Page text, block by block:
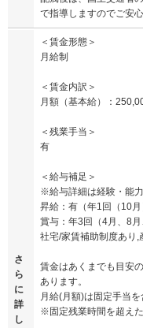
で指導しますのでご安心
さ
ら
に
詳
し
＜賃金形態＞
月給制
＜賃金内訳＞
月額（基本給）：
＜残業手当＞
有
＜給与補足＞
※給与詳細は経験・能
昇給：有（年1回（10月
賞与：年3回（4月、8月
社宅/家賃補助制度あり,
賃金はあくまでも目安
あります。
月給(月額)は固定手当を
※固定残業時間を超え